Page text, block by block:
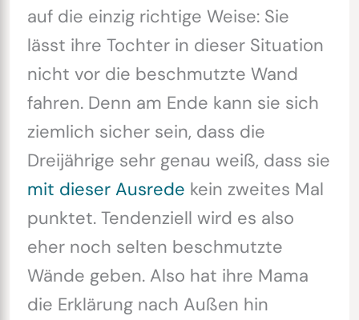
auf die einzig richtige Weise: Sie
lässt ihre Tochter in dieser Situation
nicht vor die beschmutzte Wand
fahren. Denn am Ende kann sie sich
ziemlich sicher sein, dass die
Dreijährige sehr genau weiß, dass sie
mit dieser Ausrede kein zweites Mal
punktet. Tendenziell wird es also
eher noch selten beschmutzte
Wände geben. Also hat ihre Mama
die Erklärung nach Außen hin